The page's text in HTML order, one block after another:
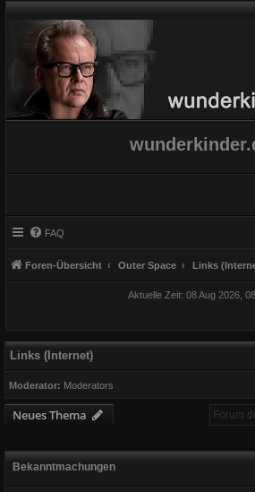
FAQ
Foren-Übersicht Outer Space Links
Aktuelle Zeit: 08 Aug 2026,
Links (Internet)
Moderator: Moderators
Neues Thema
Bekanntmachungen